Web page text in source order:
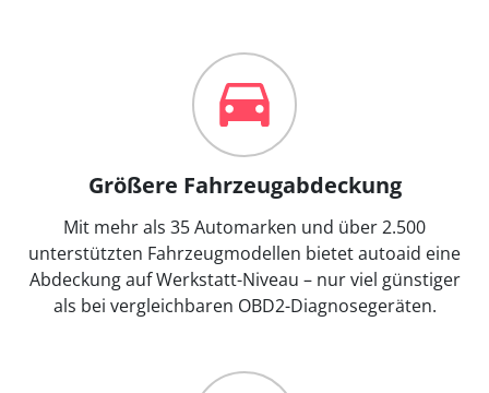
Größere Fahrzeugabdeckung
Mit mehr als 35 Automarken und über 2.500
unterstützten Fahrzeugmodellen bietet autoaid eine
Abdeckung auf Werkstatt-Niveau – nur viel günstiger
als bei vergleichbaren OBD2-Diagnosegeräten.